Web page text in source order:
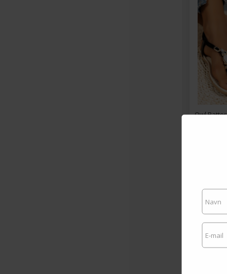
Owl